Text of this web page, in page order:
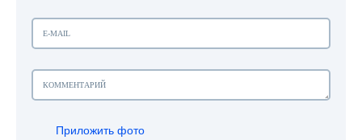
Приложить фото